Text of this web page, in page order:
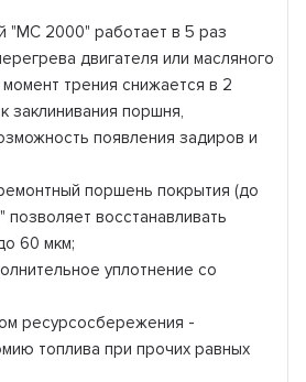
"МС 2000" работает в 5 раз
двигателя или масляного
трения снижается в 2
заклинивания поршня,
появления задиров и
поршень покрытия (до
восстанавливать
60 мкм;
уплотнение со
ресурсосбережения -
топлива при прочих равных